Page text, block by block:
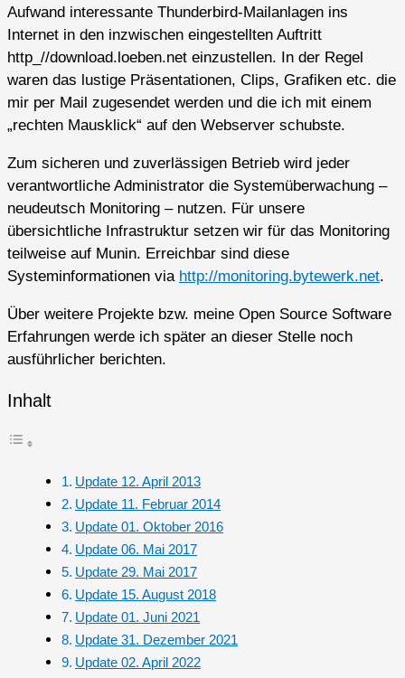
Aufwand interessante Thunderbird-Mailanlagen ins
Internet in den inzwischen eingestellten Auftritt
http_//download.loeben.net einzustellen. In der Regel
waren das lustige Präsentationen, Clips, Grafiken etc. die
mir per Mail zugesendet werden und die ich mit einem
„rechten Mausklick“ auf den Webserver schubste.
Zum sicheren und zuverlässigen Betrieb wird jeder
verantwortliche Administrator die Systemüberwachung –
neudeutsch Monitoring – nutzen. Für unsere
übersichtliche Infrastruktur setzen wir für das Monitoring
teilweise auf Munin. Erreichbar sind diese
Systeminformationen via http://monitoring.bytewerk.net.
Über weitere Projekte bzw. meine Open Source Software
Erfahrungen werde ich später an dieser Stelle noch
ausführlicher berichten.
Inhalt
Update 12. April 2013
Update 11. Februar 2014
Update 01. Oktober 2016
Update 06. Mai 2017
Update 29. Mai 2017
Update 15. August 2018
Update 01. Juni 2021
Update 31. Dezember 2021
Update 02. April 2022